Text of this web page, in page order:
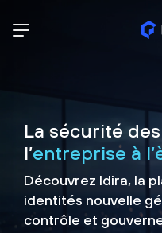
La sécurité
l’entreprise à
Découvrez Idira, la
identités nouvelle
contrôle et